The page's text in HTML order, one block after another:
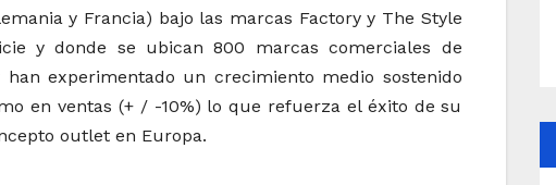
y Francia) bajo las marcas Factory y The Style
y donde se ubican 800 marcas comerciales de
experimentado un crecimiento medio sostenido
en ventas (+ / -10%) lo que refuerza el éxito de su
outlet en Europa.